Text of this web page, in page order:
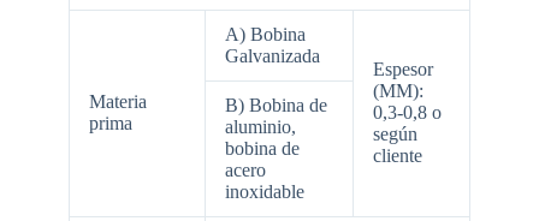
Materia
prima
A) Bobina
Galvanizada
Espesor
(MM):
0,3-0,8 o
según
cliente
B) Bobina de
aluminio,
bobina de
acero
inoxidable